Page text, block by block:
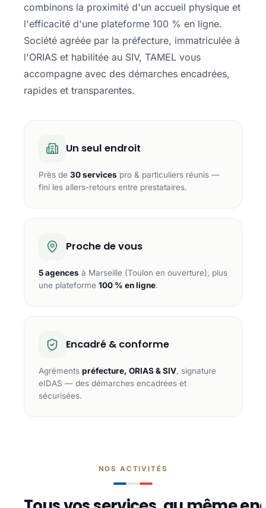
combinons la proximité d'un accueil physique et
l'efficacité d'une plateforme 100 % en ligne.
Société agréée par la préfecture, immatriculée à
l'ORIAS et habilitée au SIV, TAMEL vous
accompagne avec des démarches encadrées,
rapides et transparentes.
Un seul endroit
Près de 30 services pro & particuliers réunis —
fini les allers-retours entre prestataires.
Proche de vous
5 agences à Marseille (Toulon en ouverture), plus
une plateforme 100 % en ligne.
Encadré & conforme
Agréments préfecture, ORIAS & SIV, signature
eIDAS — des démarches encadrées et
sécurisées.
NOS ACTIVITÉS